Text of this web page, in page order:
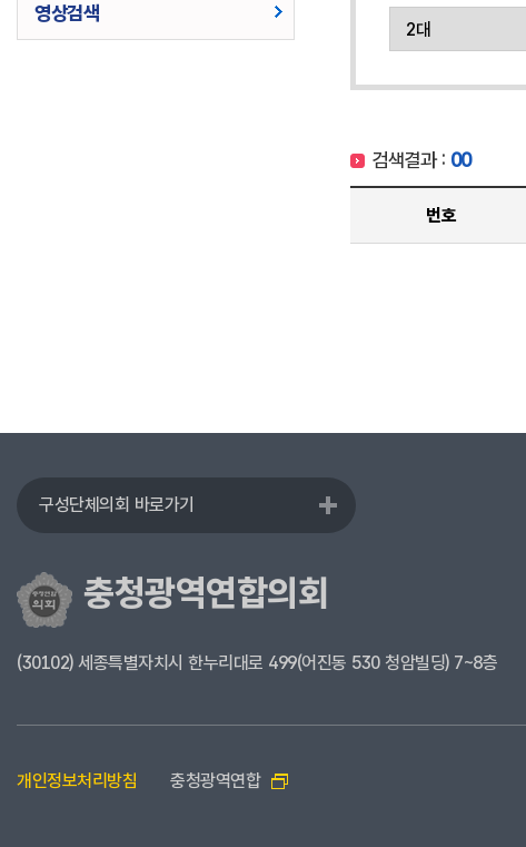
영상검색
검색결과 : 00
번호
구성단체의회 바로가기
충청광역연합의회
(30102) 세종특별자치시 한누리대로 499(어진동 530 청암빌딩) 7~8층
개인정보처리방침 충청광역연합